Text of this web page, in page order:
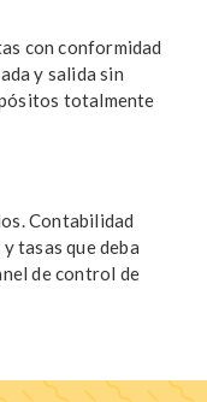
con conformidad
y salida sin
totalmente
Contabilidad
tasas que deba
de control de